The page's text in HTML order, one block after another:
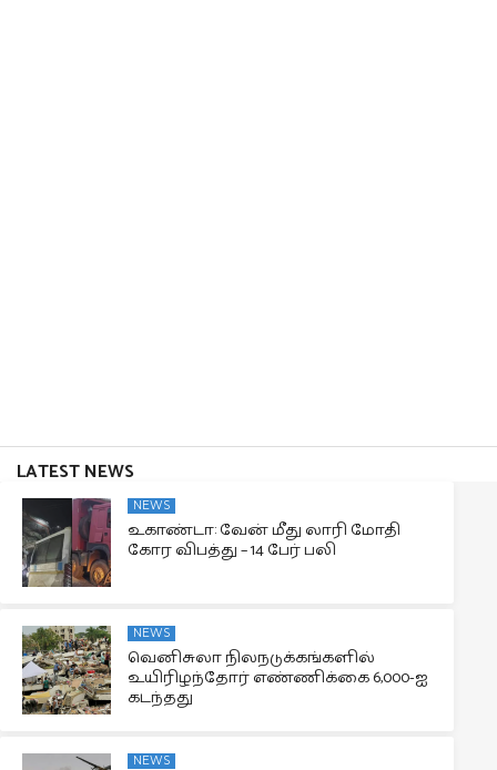
LATEST NEWS
NEWS
உகாண்டா: வேன் மீது லாரி மோதி
கோர விபத்து – 14 பேர் பலி
NEWS
வெனிசுலா நிலநடுக்கங்களில்
உயிரிழந்தோர் எண்ணிக்கை 6,000-ஐ
கடந்தது
NEWS